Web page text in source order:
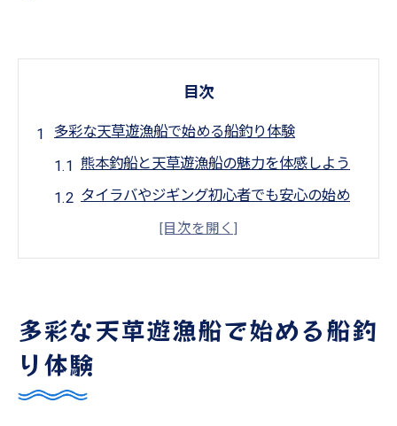
目次
多彩な天草遊漁船で始める船釣り体験
熊本釣船と天草遊漁船の魅力を体感しよう
タイラバやジギング初心者でも安心の始め
アジングやテンヤで狙う豊富なターゲット
ファミリーフィッシングで家族釣りを満喫
するコツ
簡単お手軽に楽しむ遊漁船美羽のサービス
解説
多彩な天草遊漁船で始める船釣
り体験